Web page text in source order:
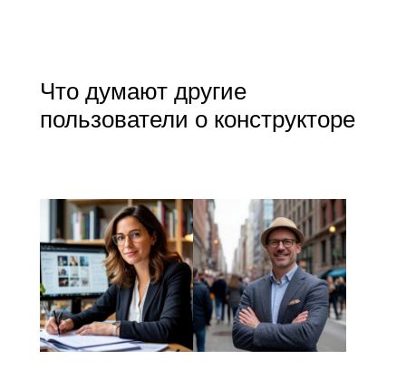
Что думают другие
пользователи о конструкторе